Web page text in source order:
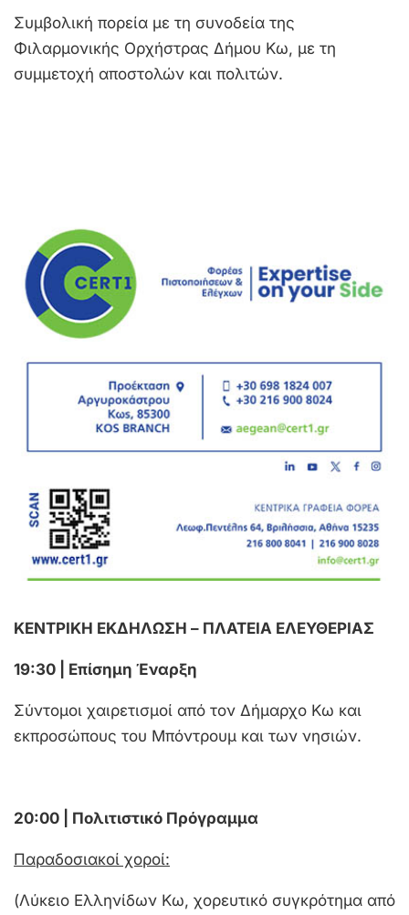
Συμβολική πορεία με τη συνοδεία της
Φιλαρμονικής Ορχήστρας Δήμου Κω, με τη
συμμετοχή αποστολών και πολιτών.
ΚΕΝΤΡΙΚΗ ΕΚΔΗΛΩΣΗ – ΠΛΑΤΕΙΑ ΕΛΕΥΘΕΡΙΑΣ
19:30 | Επίσημη Έναρξη
Σύντομοι χαιρετισμοί από τον Δήμαρχο Κω και
εκπροσώπους του Μπόντρουμ και των νησιών.
20:00 | Πολιτιστικό Πρόγραμμα
Παραδοσιακοί χοροί:
(Λύκειο Ελληνίδων Κω, χορευτικό συγκρότημα από